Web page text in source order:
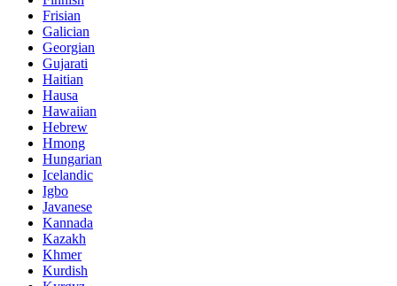
Frisian
Galician
Georgian
Gujarati
Haitian
Hausa
Hawaiian
Hebrew
Hmong
Hungarian
Icelandic
Igbo
Javanese
Kannada
Kazakh
Khmer
Kurdish